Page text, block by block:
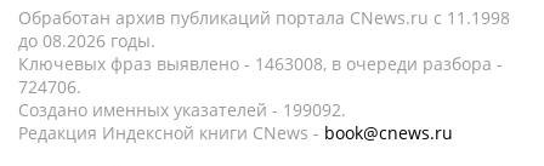
Обработан архив публикаций портала CNews.ru c 11.1998
до 08.2026 годы.
Ключевых фраз выявлено - 1463008, в очереди разбора -
724706.
Создано именных указателей - 199092.
Редакция Индексной книги CNews - book@cnews.ru